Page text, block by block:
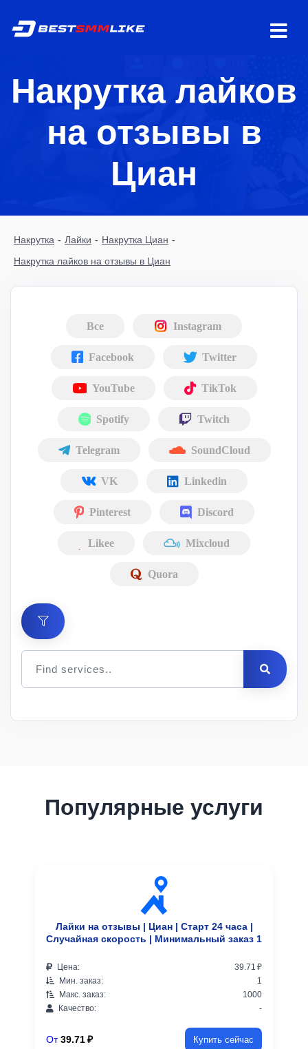
Накрутка лайков
на отзывы в
Циан
Накрутка - Лайки - Накрутка Циан -
Накрутка лайков на отзывы в Циан
Все Instagram
Facebook Twitter
YouTube TikTok
Spotify Twitch
Telegram SoundCloud
VK Linkedin
Pinterest Discord
Likee Mixcloud
Quora
Популярные услуги
Лайки на отзывы | Циан | Старт 24 часа |
Случайная скорость | Минимальный заказ 1
Цена:
39.71 ₽
Мин. заказ:
1
Макс. заказ:
1000
Качество:
-
От 39.71 ₽ Купить сейчас